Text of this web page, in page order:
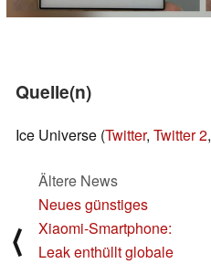
Quelle(n)
Ice Universe (Twitter, Twitter 2,
⟨
Ältere News
Neues günstiges
Xiaomi-Smartphone:
Leak enthüllt globale